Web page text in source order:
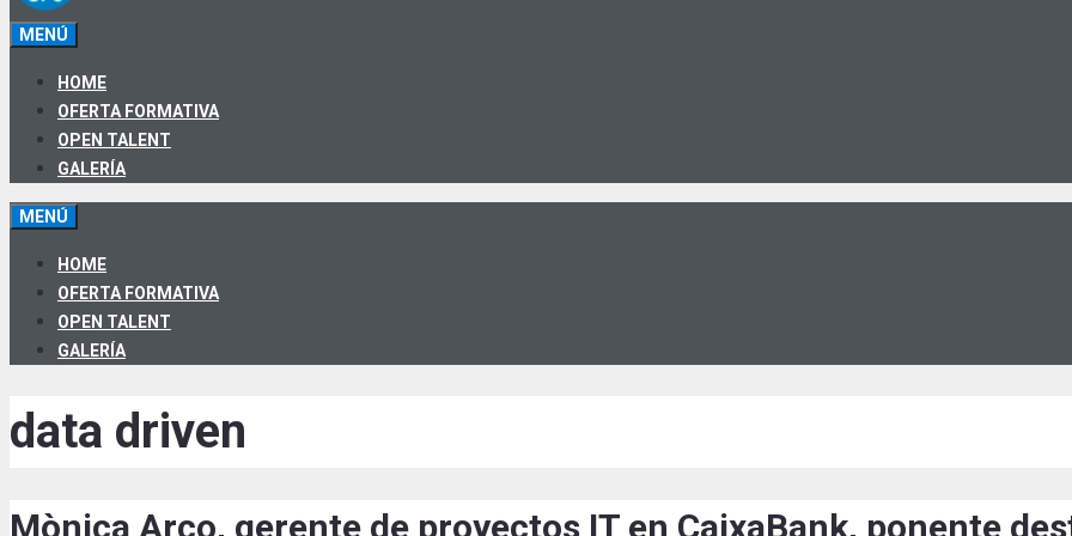
MENÚ
HOME
OFERTA FORMATIVA
OPEN TALENT
GALERÍA
MENÚ
HOME
OFERTA FORMATIVA
OPEN TALENT
GALERÍA
data driven
Mònica Arco, gerente de proyectos IT en CaixaBank, ponente